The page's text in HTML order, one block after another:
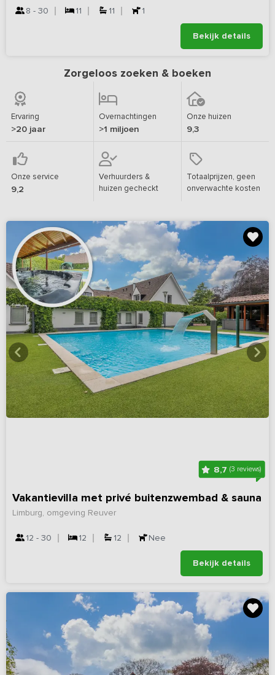
8 - 30 11 11 1
Bekijk details
Zorgeloos zoeken & boeken
Ervaring
>20 jaar
Overnachtingen
>1 miljoen
Onze huizen
9,3
Onze service
9,2
Verhuurders &
huizen gecheckt
Totaalprijzen, geen
onverwachte kosten
8,7(3 reviews)
Vakantievilla met privé buitenzwembad & sauna
Limburg, omgeving Reuver
12 - 30 12 12 Nee
Bekijk details